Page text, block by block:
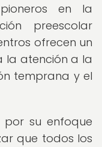
en la
preescolar
ofrecen un
la atención a la
temprana y el
por su enfoque
que todos los